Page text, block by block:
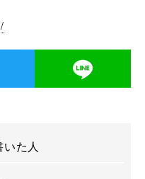
た人